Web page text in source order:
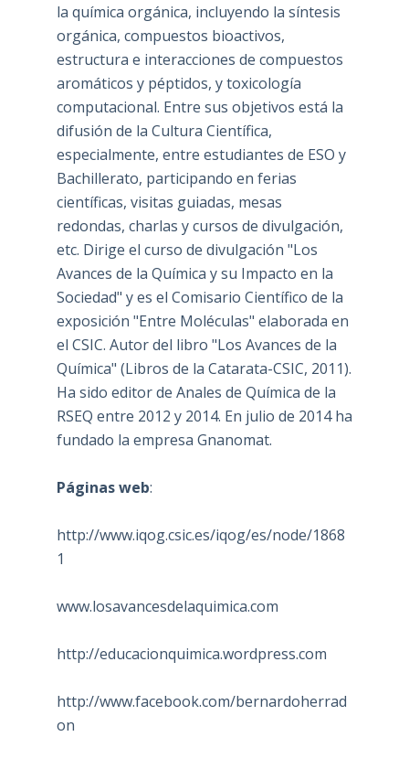
la química orgánica, incluyendo la síntesis
orgánica, compuestos bioactivos,
estructura e interacciones de compuestos
aromáticos y péptidos, y toxicología
computacional. Entre sus objetivos está la
difusión de la Cultura Científica,
especialmente, entre estudiantes de ESO y
Bachillerato, participando en ferias
científicas, visitas guiadas, mesas
redondas, charlas y cursos de divulgación,
etc. Dirige el curso de divulgación "Los
Avances de la Química y su Impacto en la
Sociedad" y es el Comisario Científico de la
exposición "Entre Moléculas" elaborada en
el CSIC. Autor del libro "Los Avances de la
Química" (Libros de la Catarata-CSIC, 2011).
Ha sido editor de Anales de Química de la
RSEQ entre 2012 y 2014. En julio de 2014 ha
fundado la empresa Gnanomat.
Páginas web:
http://www.iqog.csic.es/iqog/es/node/1868
1
www.losavancesdelaquimica.com
http://educacionquimica.wordpress.com
http://www.facebook.com/bernardoherrad
on